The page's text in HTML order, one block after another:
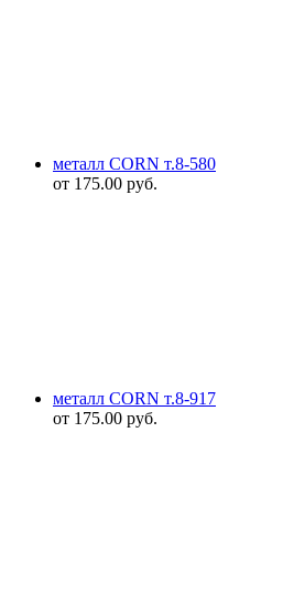
металл CORN т.8-580
от 175.00 руб.
металл CORN т.8-917
от 175.00 руб.